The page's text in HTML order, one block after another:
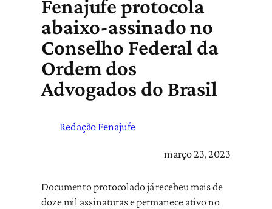
Fenajufe protocola
abaixo-assinado no
Conselho Federal da
Ordem dos
Advogados do Brasil
Redação Fenajufe
março 23, 2023
Documento protocolado já recebeu mais de
doze mil assinaturas e permanece ativo no